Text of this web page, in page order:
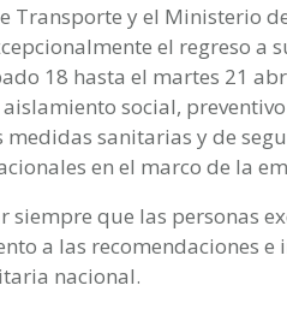
Transporte y el Ministerio
el regreso a
18 hasta el martes 21
social,
medidas sanitarias y de
en el marco de la
siempre que las personas
a las recomendaciones e
nacional.